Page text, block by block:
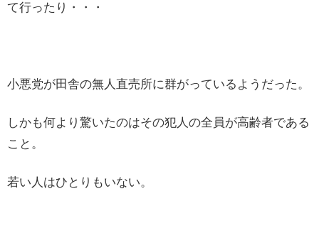
て行ったり・・・
小悪党が田舎の無人直売所に群がっているようだった。
しかも何より驚いたのはその犯人の全員が高齢者である
こと。
若い人はひとりもいない。